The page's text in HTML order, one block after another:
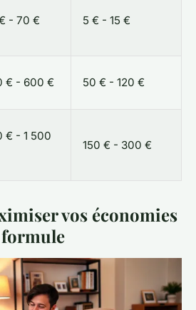
- 70 € 5 € - 15 €
€ - 600 € 50 € - 120 €
€ - 1 500
150 € - 300 €
vos économies
formule